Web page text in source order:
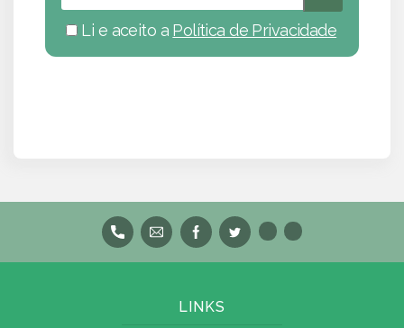
Li e aceito a Política de Privacidade
LINKS